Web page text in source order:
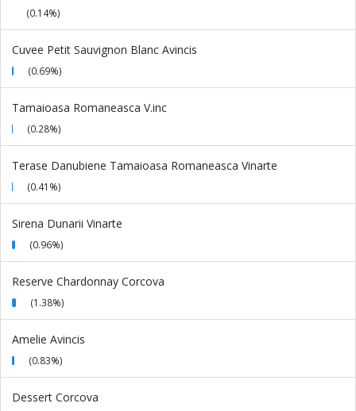
(0.14%)
Cuvee Petit Sauvignon Blanc Avincis
(0.69%)
Tamaioasa Romaneasca V.inc
(0.28%)
Terase Danubiene Tamaioasa Romaneasca Vinarte
(0.41%)
Sirena Dunarii Vinarte
(0.96%)
Reserve Chardonnay Corcova
(1.38%)
Amelie Avincis
(0.83%)
Dessert Corcova